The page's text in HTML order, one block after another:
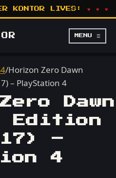
KONTOR LIVES: ♥ ♥ ♥
MENU ☰
/Horizon Zero Dawn
– PlayStation 4
Dawn
Edition
–
4